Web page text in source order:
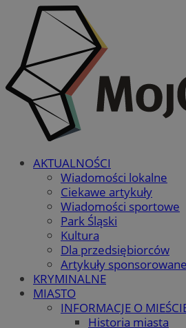
AKTUALNOŚCI
Wiadomości lokalne
Ciekawe artykuły
Wiadomości sportowe
Park Śląski
Kultura
Dla przedsiębiorców
Artykuły sponsorowane
KRYMINALNE
MIASTO
INFORMACJE O
Historia miasta